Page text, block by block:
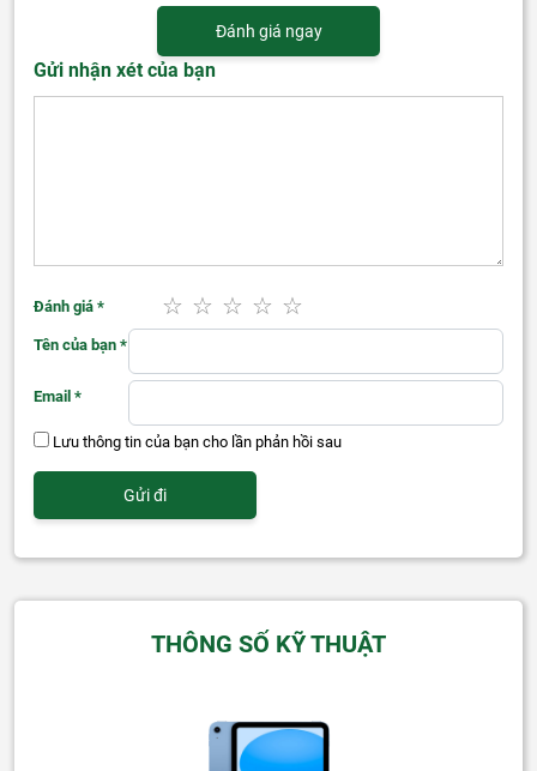
Đánh giá ngay
Gửi nhận xét của bạn
Đánh giá *
Tên của bạn *
Email *
Lưu thông tin của bạn cho lần phản hồi sau
THÔNG SỐ KỸ THUẬT